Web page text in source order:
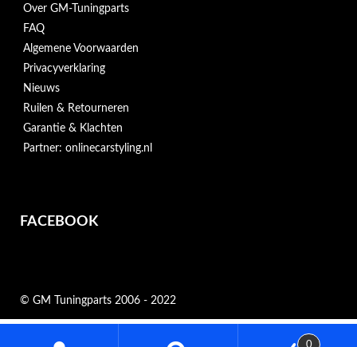
Over GM-Tuningparts
FAQ
Algemene Voorwaarden
Privacyverklaring
Nieuws
Ruilen & Retourneren
Garantie & Klachten
Partner: onlinecarstyling.nl
FACEBOOK
© GM Tuningparts 2006 - 2022
0